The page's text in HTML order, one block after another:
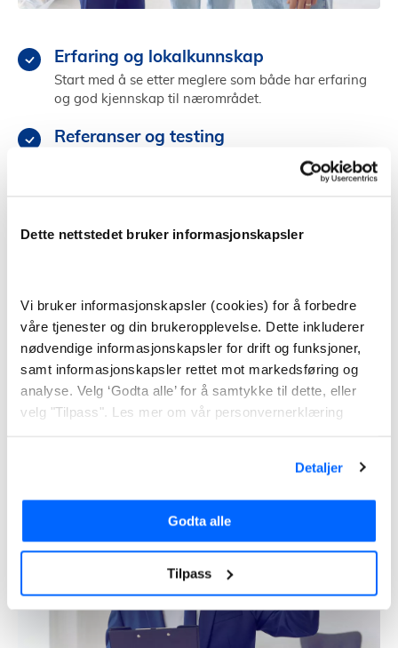
Dette nettstedet bruker informasjonskapsler
Vi bruker informasjonskapsler (cookies) for å forbedre
våre tjenester og din brukeropplevelse. Dette inkluderer
nødvendige informasjonskapsler for drift og funksjoner,
samt informasjonskapsler rettet mot markedsføring og
analyse. Velg ‘Godta alle’ for å samtykke til dette, eller
velg "Tilpass". Les mer om vår personvernerklæring
Detaljer
Godta alle
Tilpass
Erfaring og lokalkunnskap
Start med å se etter meglere som både har erfaring
og god kjennskap til nærområdet.
Referanser og testing
Sjekk meglerens referanser fra tidligere, og test
Velg en megler som du kommuniserer godt med og
Finn megler i Brønnøy
Å selge bolig selv